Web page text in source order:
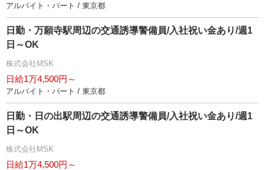
アルバイト・パート / 東京都
日勤・万願寺駅周辺の交通誘導警備員/入社祝い金あり/週1
日～OK
株式会社MSK
日給1万4,500円～
アルバイト・パート / 東京都
日勤・日の出駅周辺の交通誘導警備員/入社祝い金あり/週1
日～OK
株式会社MSK
日給1万4,500円～